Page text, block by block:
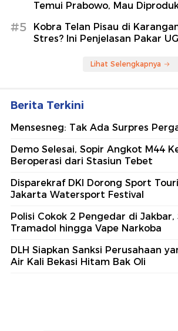
Temui Prabowo, Mau
#5
Kobra Telan Pisau di
Stres? Ini Penjelasan Pakar
Lihat Selengkapnya
Berita Terkini
Mensesneg: Tak Ada Surpres
Demo Selesai, Sopir Angkot M44
Beroperasi dari Stasiun Tebet
Disparekraf DKI Dorong Sport
Jakarta Watersport Festival
Polisi Cokok 2 Pengedar di Jakbar,
Tramadol hingga Vape Narkoba
DLH Siapkan Sanksi Perusahaan
Air Kali Bekasi Hitam Bak Oli